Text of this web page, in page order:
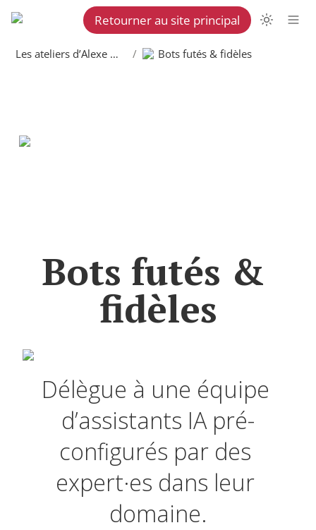
Retourner au site principal
Les ateliers d’Alexe Martel / Bots futés & fidèles
Bots futés &
fidèles
Délègue à une équipe
d’assistants IA pré-
configurés par des
expert·es dans leur
domaine.